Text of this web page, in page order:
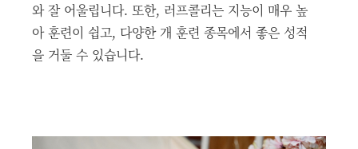
와 잘 어울립니다. 또한, 러프콜리는 지능이 매우 높
아 훈련이 쉽고, 다양한 개 훈련 종목에서 좋은 성적
을 거둘 수 있습니다.